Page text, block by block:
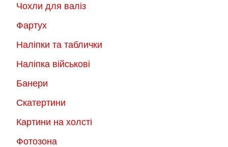
Чохли для валіз
Фартух
Наліпки та таблички
Наліпка військові
Банери
Скатертини
Картини на холсті
Фотозона